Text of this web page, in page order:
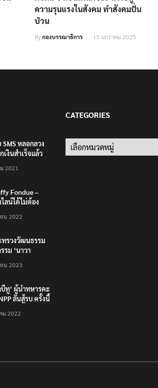
ความรุนแรงในสังคม ทำสังคมปั่น
ป่วน
Byกองบรรณาธิการ 15 มกราคม 2025
SMS หลอกลวง
งินสำเร็จแล้ว
บาท”
2021
Fondue –
ลน์ได้ไม่ต้อง
ใช่แค่ในกรุง
น 2022
รวงวัฒนธรรม
รม ‘นาวา
างน้ำ
น 2023
ทู’ ผู้นำทหารคะ
ลั่นสู้รบ ครั้งนี้
ต้องชนะ
ม 2022
CATEGORIES
Categories